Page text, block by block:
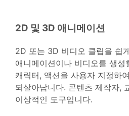
2D 및 3D 애니메이션
2D 또는 3D 비디오 클립을 쉽
애니메이션이나 비디오를 생성
캐릭터, 액션을 사용자 지정하
되살아납니다. 콘텐츠 제작자,
이상적인 도구입니다.